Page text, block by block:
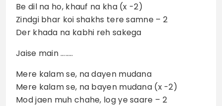
Be dil na ho, khauf na kha (x -2)
Zindgi bhar koi shakhs tere samne – 2
Der khada na kabhi reh sakega
Jaise main ……..
Mere kalam se, na dayen mudana
Mere kalam se, na bayen mudana (x -2)
Mod jaen muh chahe, log ye saare – 2